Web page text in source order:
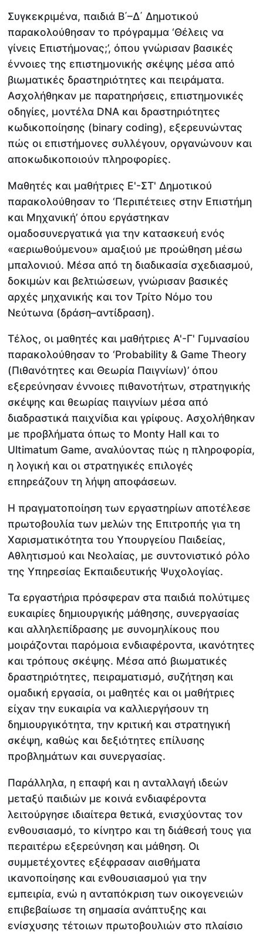
Συγκεκριμένα, παιδιά Β΄–Δ΄ Δημοτικού
παρακολούθησαν το πρόγραμμα ‘Θέλεις να
γίνεις Επιστήμονας;’, όπου γνώρισαν βασικές
έννοιες της επιστημονικής σκέψης μέσα από
βιωματικές δραστηριότητες και πειράματα.
Ασχολήθηκαν με παρατηρήσεις, επιστημονικές
οδηγίες, μοντέλα DNA και δραστηριότητες
κωδικοποίησης (binary coding), εξερευνώντας
πώς οι επιστήμονες συλλέγουν, οργανώνουν και
αποκωδικοποιούν πληροφορίες.
Μαθητές και μαθήτριες Ε'-ΣΤ' Δημοτικού
παρακολούθησαν το ‘Περιπέτειες στην Επιστήμη
και Μηχανική’ όπου εργάστηκαν
ομαδοσυνεργατικά για την κατασκευή ενός
«αεριωθούμενου» αμαξιού με προώθηση μέσω
μπαλονιού. Μέσα από τη διαδικασία σχεδιασμού,
δοκιμών και βελτιώσεων, γνώρισαν βασικές
αρχές μηχανικής και τον Τρίτο Νόμο του
Νεύτωνα (δράση–αντίδραση).
Τέλος, οι μαθητές και μαθήτριες Α'-Γ' Γυμνασίου
παρακολούθησαν το ‘Probability & Game Theory
(Πιθανότητες και Θεωρία Παιγνίων)’ όπου
εξερεύνησαν έννοιες πιθανοτήτων, στρατηγικής
σκέψης και θεωρίας παιγνίων μέσα από
διαδραστικά παιχνίδια και γρίφους. Ασχολήθηκαν
με προβλήματα όπως το Monty Hall και το
Ultimatum Game, αναλύοντας πώς η πληροφορία,
η λογική και οι στρατηγικές επιλογές
επηρεάζουν τη λήψη αποφάσεων.
Η πραγματοποίηση των εργαστηρίων αποτέλεσε
πρωτοβουλία των μελών της Επιτροπής για τη
Χαρισματικότητα του Υπουργείου Παιδείας,
Αθλητισμού και Νεολαίας, με συντονιστικό ρόλο
της Υπηρεσίας Εκπαιδευτικής Ψυχολογίας.
Τα εργαστήρια πρόσφεραν στα παιδιά πολύτιμες
ευκαιρίες δημιουργικής μάθησης, συνεργασίας
και αλληλεπίδρασης με συνομηλίκους που
μοιράζονται παρόμοια ενδιαφέροντα, ικανότητες
και τρόπους σκέψης. Μέσα από βιωματικές
δραστηριότητες, πειραματισμό, συζήτηση και
ομαδική εργασία, οι μαθητές και οι μαθήτριες
είχαν την ευκαιρία να καλλιεργήσουν τη
δημιουργικότητα, την κριτική και στρατηγική
σκέψη, καθώς και δεξιότητες επίλυσης
προβλημάτων και συνεργασίας.
Παράλληλα, η επαφή και η ανταλλαγή ιδεών
μεταξύ παιδιών με κοινά ενδιαφέροντα
λειτούργησε ιδιαίτερα θετικά, ενισχύοντας τον
ενθουσιασμό, το κίνητρο και τη διάθεσή τους για
περαιτέρω εξερεύνηση και μάθηση. Οι
συμμετέχοντες εξέφρασαν αισθήματα
ικανοποίησης και ενθουσιασμού για την
εμπειρία, ενώ η ανταπόκριση των οικογενειών
επιβεβαίωσε τη σημασία ανάπτυξης και
ενίσχυσης τέτοιων πρωτοβουλιών στο πλαίσιο